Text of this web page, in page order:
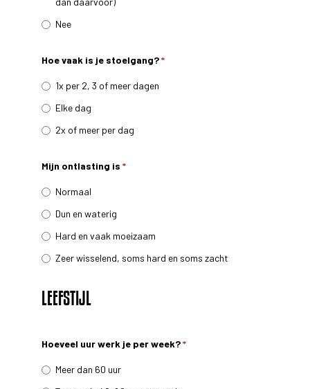
Nee
Hoe vaak is je stoelgang?*
1x per 2, 3 of meer dagen
Elke dag
2x of meer per dag
Mijn ontlasting is *
Normaal
Dun en waterig
Hard en vaak moeizaam
Zeer wisselend, soms hard en soms zacht
LEEFSTIJL
Hoeveel uur werk je per week?*
Meer dan 60 uur